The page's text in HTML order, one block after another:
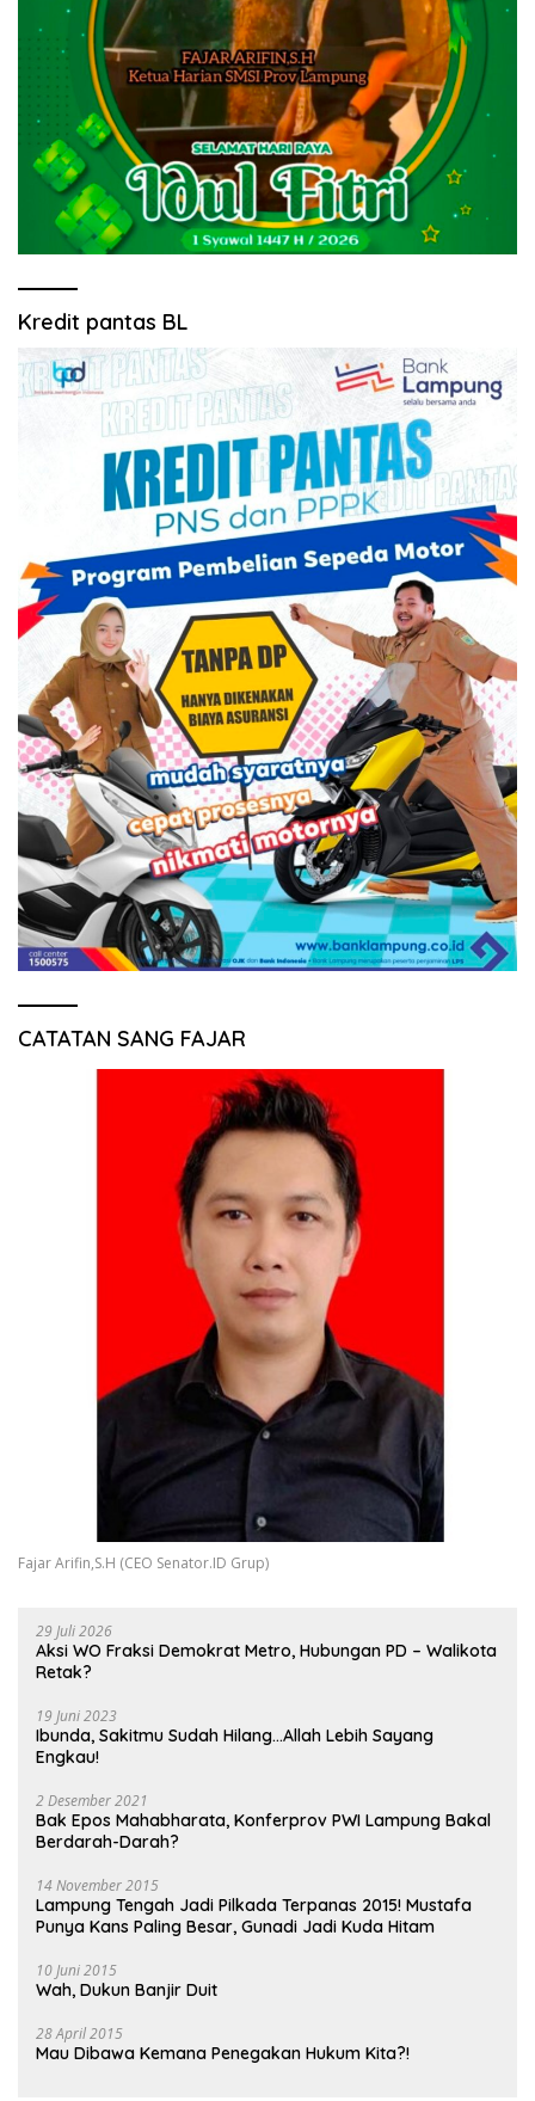
Kredit pantas BL
CATATAN SANG FAJAR
Fajar Arifin,S.H (CEO Senator.ID Grup)
29 Juli 2026
Aksi WO Fraksi Demokrat Metro, Hubungan PD – Walikota
Retak?
19 Juni 2023
Ibunda, Sakitmu Sudah Hilang…Allah Lebih Sayang
Engkau!
2 Desember 2021
Bak Epos Mahabharata, Konferprov PWI Lampung Bakal
Berdarah-Darah?
14 November 2015
Lampung Tengah Jadi Pilkada Terpanas 2015! Mustafa
Punya Kans Paling Besar, Gunadi Jadi Kuda Hitam
10 Juni 2015
Wah, Dukun Banjir Duit
28 April 2015
Mau Dibawa Kemana Penegakan Hukum Kita?!